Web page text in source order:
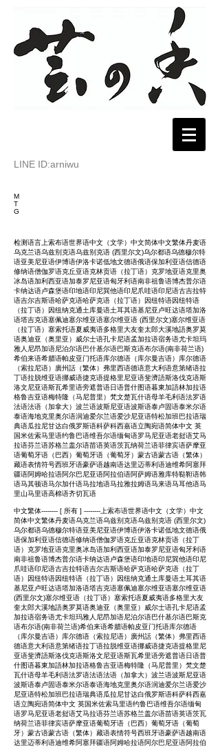
LINE ID:arniwu
M
T
G
检测语言上索布语世界语中文（文学）中文简体中文繁体丹麦语
乌克兰语乌兹别克语乌兹别克语 (西里尔文)乌尔都语乌德穆尔特
语亚美尼亚语伊博语伊洛卡诺低地文德语俄语保加利亚语信德语
修纳语僧伽罗语克丘亚语克林贡语（拉丁语）克罗地亚语克里奥
冰岛语加利西亚语加泰罗尼亚语匈牙利语南非祖鲁语博杰普尔语
卡纳达语卢森堡语印地语印尼巽他语印尼爪哇语印尼语古吉拉特
语吉尔吉斯语哈萨克语哈萨克语（拉丁语）因纽特语因纽特语
（拉丁语）因纽纳克通土库曼语土耳其语基尼亚卢旺达语塔加洛
语塔吉克语塞佩迪塞尔维亚语塞尔维亚语 (西里尔文)塞尔维亚语
（拉丁语）塞索托语夏威夷语多格里大友奎太郎大溪地語奥罗莫
语奥迪亚（奥里亚）威尔士语孔卡尼语孟加拉语宿务语尤卡坦玛
雅人尼昂加语尼泊尔语巴什基尔语巴斯克语布尔语(南非荷兰语)
希伯来语希腊语帕皮亚门托语库尔德语（库尔曼吉语）库尔德语
（索拉尼语）廣州話（繁体）弗里西语德语意大利语意第绪语拉
丁语拉脱维亚语挪威语捷克语提格里尼亚语斐濟語斯洛伐克语斯
洛文尼亚语斯瓦希里语旁遮普语日语普什图语暮東加語林加拉语
格鲁吉亚语梅特隆（马尼普里）梵文楚瓦什语母羊毛利语法罗语
法语法语（加拿大）波兰语波斯尼亚语波斯语泰卢固语泰米尔语
泰语海地克里奥尔语润迪爱尔兰语爱沙尼亚语特松加班巴拉语瑞
典语瓜拉尼甘达白俄罗斯语科萨科西嘉语立陶宛语简体中文 英
国米佐索马里语约鲁巴语维吾尔语缅甸语罗马尼亚语老挝语艾马
拉语芬兰语苏格兰盖尔语苗语英语茨瓦纳荷兰语菲律宾语萨摩亚
语葡萄牙语（巴西）葡萄牙语（葡萄牙）蒙古语蒙古语（繁体）
藏语表情符号西班牙语豪萨语越南语达里迈蒂利语迪维希阿塞拜
疆语阿姆哈拉语阿尔巴尼亚语阿拉伯语阿萨姆语雅库特鞑靼语韩
语马其顿语马尔加什语马拉地语马拉雅拉姆语马来语马耳他语马
里山马里语高棉语齐切瓦语
中文繁体-------- [ 所有 ] --------上索布语世界语中文（文学）中文
简体中文繁体丹麦语乌克兰语乌兹别克语乌兹别克语 (西里尔文)
乌尔都语乌德穆尔特语亚美尼亚语伊博语伊洛卡诺低地文德语俄
语保加利亚语信德语修纳语僧伽罗语克丘亚语克林贡语（拉丁
语）克罗地亚语克里奥冰岛语加利西亚语加泰罗尼亚语匈牙利语
南非祖鲁语博杰普尔语卡纳达语卢森堡语印地语印尼巽他语印尼
爪哇语印尼语古吉拉特语吉尔吉斯语哈萨克语哈萨克语（拉丁
语）因纽特语因纽特语（拉丁语）因纽纳克通土库曼语土耳其语
基尼亚卢旺达语塔加洛语塔吉克语塞佩迪塞尔维亚语塞尔维亚语
(西里尔文)塞尔维亚语（拉丁语）塞索托语夏威夷语多格里大友
奎太郎大溪地語奥罗莫语奥迪亚（奥里亚）威尔士语孔卡尼语孟
加拉语宿务语尤卡坦玛雅人尼昂加语尼泊尔语巴什基尔语巴斯克
语布尔语(南非荷兰语)希伯来语希腊语帕皮亚门托语库尔德语
（库尔曼吉语）库尔德语（索拉尼语）廣州話（繁体）弗里西语
德语意大利语意第绪语拉丁语拉脱维亚语挪威语捷克语提格里尼
亚语斐濟語斯洛伐克语斯洛文尼亚语斯瓦希里语旁遮普语日语普
什图语暮東加語林加拉语格鲁吉亚语梅特隆（马尼普里）梵文楚
瓦什语母羊毛利语法罗语法语法语（加拿大）波兰语波斯尼亚语
波斯语泰卢固语泰米尔语泰语海地克里奥尔语润迪爱尔兰语爱沙
尼亚语特松加班巴拉语瑞典语瓜拉尼甘达白俄罗斯语科萨科西嘉
语立陶宛语简体中文 英国米佐索马里语约鲁巴语维吾尔语缅甸
语罗马尼亚语老挝语艾马拉语芬兰语苏格兰盖尔语苗语英语茨瓦
纳荷兰语菲律宾语萨摩亚语葡萄牙语（巴西）葡萄牙语（葡萄
牙）蒙古语蒙古语（繁体）藏语表情符号西班牙语豪萨语越南语
达里迈蒂利语迪维希阿塞拜疆语阿姆哈拉语阿尔巴尼亚语阿拉伯